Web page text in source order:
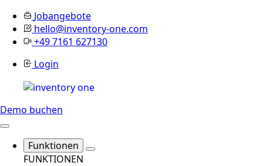
Jobangebote
hello@inventory-one.com
+49 7161 627130
Login
Demo buchen
Funktionen
FUNKTIONEN